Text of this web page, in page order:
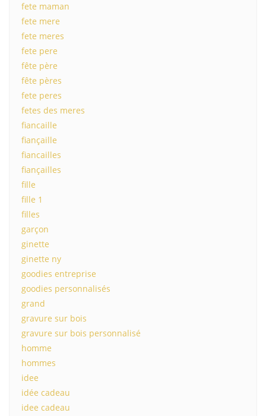
fete maman
fete mere
fete meres
fete pere
fête père
fête pères
fete peres
fetes des meres
fiancaille
fiançaille
fiancailles
fiançailles
fille
fille 1
filles
garçon
ginette
ginette ny
goodies entreprise
goodies personnalisés
grand
gravure sur bois
gravure sur bois personnalisé
homme
hommes
idee
idée cadeau
idee cadeau